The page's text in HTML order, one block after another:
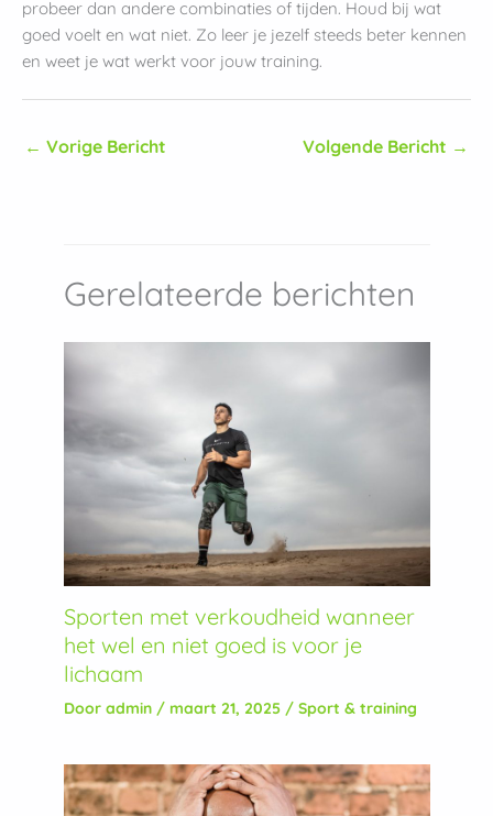
probeer dan andere combinaties of tijden. Houd bij wat
goed voelt en wat niet. Zo leer je jezelf steeds beter kennen
en weet je wat werkt voor jouw training.
← Vorige Bericht Volgende Bericht →
Gerelateerde berichten
Sporten met verkoudheid wanneer
het wel en niet goed is voor je
lichaam
Door admin / maart 21, 2025 / Sport & training